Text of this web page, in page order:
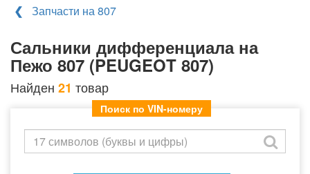
Запчасти на 807
Сальники дифференциала на
Пежо 807 (PEUGEOT 807)
Найден 21 товар
Поиск по VIN-номеру